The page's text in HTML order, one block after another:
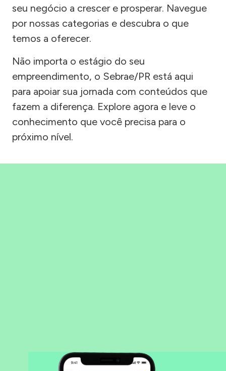
seu negócio a crescer e prosperar. Navegue
por nossas categorias e descubra o que
temos a oferecer.
Não importa o estágio do seu
empreendimento, o Sebrae/PR está aqui
para apoiar sua jornada com conteúdos que
fazem a diferença. Explore agora e leve o
conhecimento que você precisa para o
próximo nível.